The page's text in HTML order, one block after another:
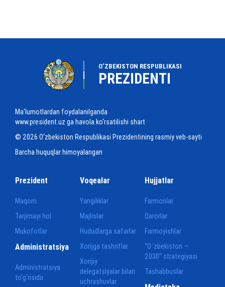
O‘ZBEKISTON RESPUBLIKASI
PREZIDENTI
Ma'lumotlardan foydalanilganda
www.president.uz ga havola ko‘rsatilishi shart
© 2026 O‘zbekiston Respublikasi Prezidentining rasmiy veb-sayti
Barcha huquqlar himoyalangan
Prezident
Maqom
Tarjimayi hol
Mukofotlar
Voqealar
Yangiliklar
Majlislar
Hududlarga safarlar
Xorijga tashriflar
Xorijiy
delegatsiyalar bilan
uchrashuvlar
Hujjatlar
Farmonlar
Qarorlar
Farmoyishlar
“Oʻzbekiston —
2030” strategiyasi
Tashabbuslar
Administratsiya
Administratsiya
to‘g‘risida